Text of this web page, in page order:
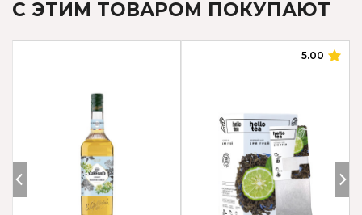
С ЭТИМ ТОВАРОМ ПОКУПАЮТ
5.00